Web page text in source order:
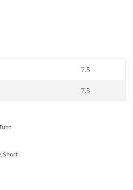
7.5
7.5
Short